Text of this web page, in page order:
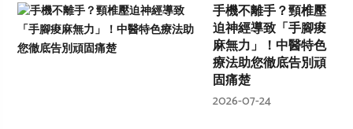
手機不離手？頸椎壓
迫神經導致「手腳痠
麻無力」！中醫特色
療法助您徹底告別頑
固痛楚
2026-07-24